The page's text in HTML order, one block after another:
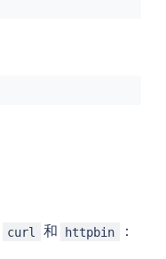
curl 和 httpbin ：